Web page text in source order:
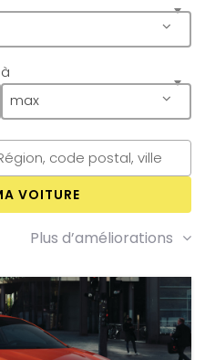
à
max
VOITURE
Plus d’améliorations